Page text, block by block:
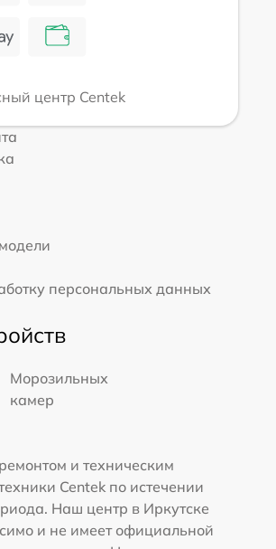
центр Centek
персональных данных
Морозильных
камер
и техническим
Centek по истечении
Наш центр в Иркутске
и не имеет официальной